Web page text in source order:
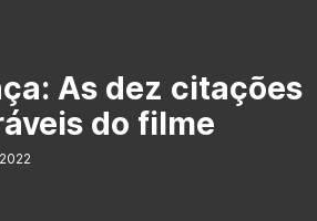
As dez citações
do filme